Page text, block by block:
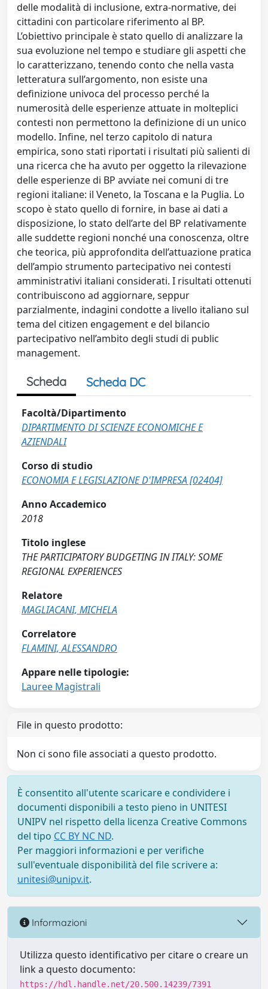
delle modalità di inclusione, extra-normative, dei
cittadini con particolare riferimento al BP.
L’obiettivo principale è stato quello di analizzare la
sua evoluzione nel tempo e studiare gli aspetti che
lo caratterizzano, tenendo conto che nella vasta
letteratura sull’argomento, non esiste una
definizione univoca del processo perché la
numerosità delle esperienze attuate in molteplici
contesti non permettono la definizione di un unico
modello. Infine, nel terzo capitolo di natura
empirica, sono stati riportati i risultati più salienti di
una ricerca che ha avuto per oggetto la rilevazione
delle esperienze di BP avviate nei comuni di tre
regioni italiane: il Veneto, la Toscana e la Puglia. Lo
scopo è stato quello di fornire, in base ai dati a
disposizione, lo stato dell’arte del BP relativamente
alle suddette regioni nonché una conoscenza, oltre
che teorica, più approfondita dell’attuazione pratica
dell’ampio strumento partecipativo nei contesti
amministrativi italiani considerati. I risultati ottenuti
contribuiscono ad aggiornare, seppur
parzialmente, indagini condotte a livello italiano sul
tema del citizen engagement e del bilancio
partecipativo nell’ambito degli studi di public
management.
Scheda Scheda DC
Facoltà/Dipartimento
DIPARTIMENTO DI SCIENZE ECONOMICHE E
AZIENDALI
Corso di studio
ECONOMIA E LEGISLAZIONE D'IMPRESA [02404]
Anno Accademico
2018
Titolo inglese
THE PARTICIPATORY BUDGETING IN ITALY: SOME
REGIONAL EXPERIENCES
Relatore
MAGLIACANI, MICHELA
Correlatore
FLAMINI, ALESSANDRO
Appare nelle tipologie:
Lauree Magistrali
File in questo prodotto:
Non ci sono file associati a questo prodotto.
È consentito all'utente scaricare e condividere i
documenti disponibili a testo pieno in UNITESI
UNIPV nel rispetto della licenza Creative Commons
del tipo CC BY NC ND.
Per maggiori informazioni e per verifiche
sull'eventuale disponibilità del file scrivere a:
unitesi@unipv.it.
Informazioni
Utilizza questo identificativo per citare o creare un
link a questo documento:
https://hdl.handle.net/20.500.14239/7391